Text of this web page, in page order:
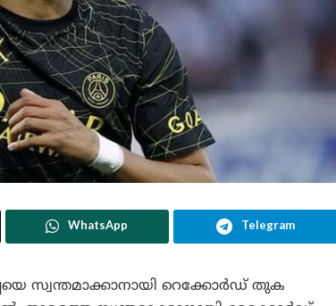
WhatsApp Telegram
സ്വന്തമാക്കാനായി റെക്കോർഡ് തുക